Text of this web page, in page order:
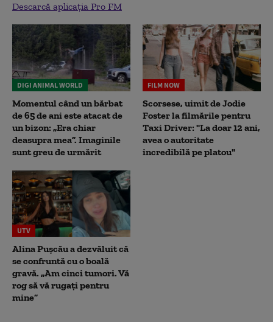
Descarcă aplicația Pro FM
DIGI ANIMAL WORLD
Momentul când un bărbat
de 65 de ani este atacat de
un bizon: „Era chiar
deasupra mea”. Imaginile
sunt greu de urmărit
FILM NOW
Scorsese, uimit de Jodie
Foster la filmările pentru
Taxi Driver: "La doar 12 ani,
avea o autoritate
incredibilă pe platou"
UTV
Alina Pușcău a dezvăluit că
se confruntă cu o boală
gravă. „Am cinci tumori. Vă
rog să vă rugați pentru
mine”